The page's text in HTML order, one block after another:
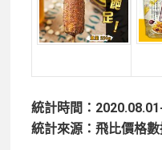
統計時間：
統計來源：飛比價格